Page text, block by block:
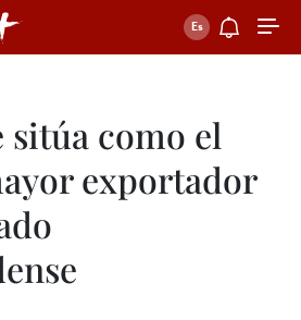
sitúa como el
exportador